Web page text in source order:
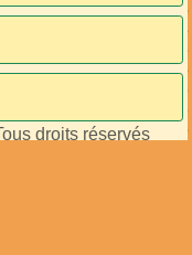
droits réservés